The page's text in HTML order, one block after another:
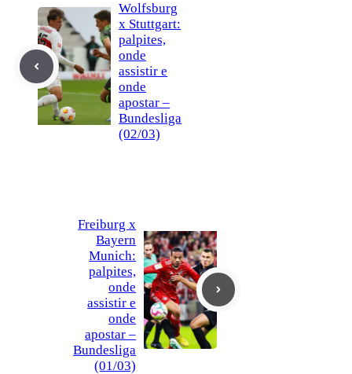
Wolfsburg
x Stuttgart:
palpites,
onde
assistir e
onde
apostar –
Bundesliga
(02/03)
Freiburg x
Bayern
Munich:
palpites,
onde
assistir e
onde
apostar –
Bundesliga
(01/03)